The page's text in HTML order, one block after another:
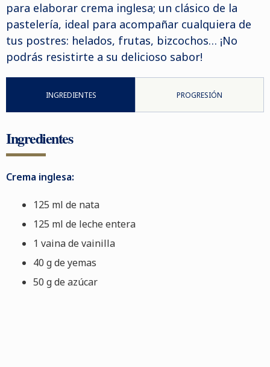
para elaborar crema inglesa; un clásico de la
pastelería, ideal para acompañar cualquiera de
tus postres: helados, frutas, bizcochos… ¡No
podrás resistirte a su delicioso sabor!
INGREDIENTES PROGRESIÓN
Ingredientes
Crema inglesa:
125 ml de nata
125 ml de leche entera
1 vaina de vainilla
40 g de yemas
50 g de azúcar